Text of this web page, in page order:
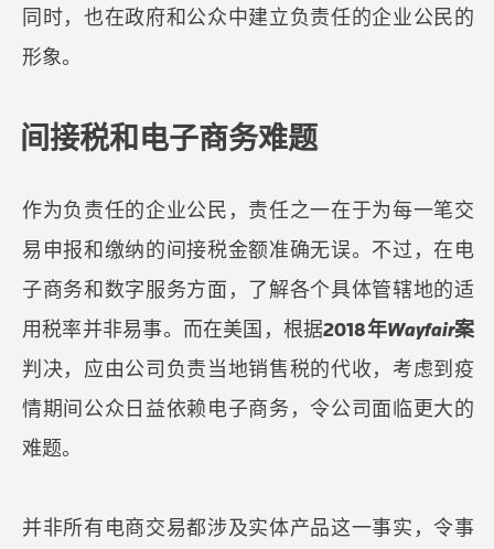
同时，也在政府和公众中建立负责任的企业公民的
形象。
间接税和电子商务难题
作为负责任的企业公民，责任之一在于为每一笔交
易申报和缴纳的间接税金额准确无误。不过，在电
子商务和数字服务方面，了解各个具体管辖地的适
用税率并非易事。而在美国，根据2018年Wayfair案
判决，应由公司负责当地销售税的代收，考虑到疫
情期间公众日益依赖电子商务，令公司面临更大的
难题。
并非所有电商交易都涉及实体产品这一事实，令事